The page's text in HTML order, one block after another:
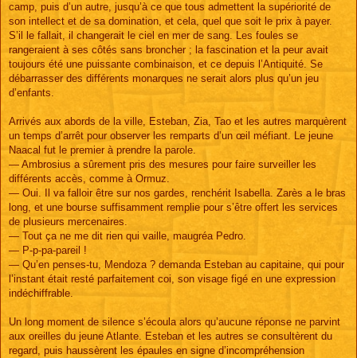
camp, puis d’un autre, jusqu’à ce que tous admettent la supériorité de
son intellect et de sa domination, et cela, quel que soit le prix à payer.
S’il le fallait, il changerait le ciel en mer de sang. Les foules se
rangeraient à ses côtés sans broncher ; la fascination et la peur avait
toujours été une puissante combinaison, et ce depuis l’Antiquité. Se
débarrasser des différents monarques ne serait alors plus qu’un jeu
d’enfants.
Arrivés aux abords de la ville, Esteban, Zia, Tao et les autres marquèrent
un temps d’arrêt pour observer les remparts d’un œil méfiant. Le jeune
Naacal fut le premier à prendre la parole.
— Ambrosius a sûrement pris des mesures pour faire surveiller les
différents accès, comme à Ormuz.
— Oui. Il va falloir être sur nos gardes, renchérit Isabella. Zarès a le bras
long, et une bourse suffisamment remplie pour s’être offert les services
de plusieurs mercenaires.
— Tout ça ne me dit rien qui vaille, maugréa Pedro.
— P-p-pa-pareil !
— Qu’en penses-tu, Mendoza ? demanda Esteban au capitaine, qui pour
l’instant était resté parfaitement coi, son visage figé en une expression
indéchiffrable.
Un long moment de silence s’écoula alors qu’aucune réponse ne parvint
aux oreilles du jeune Atlante. Esteban et les autres se consultèrent du
regard, puis haussèrent les épaules en signe d’incompréhension